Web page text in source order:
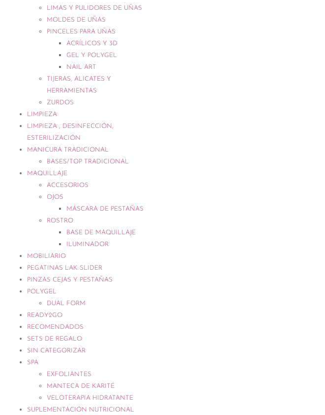
LIMAS Y PULIDORES DE UÑAS
MOLDES DE UÑAS
PINCELES PARA UÑAS
ACRÍLICOS Y 3D
GEL Y POLYGEL
NAIL ART
TIJERAS, ALICATES Y
HERRAMIENTAS
ZURDOS
LIMPIEZA
LIMPIEZA , DESINFECCIÓN,
ESTERILIZACIÓN
MANICURA TRADICIONAL
BASES/TOP TRADICIONAL
MAQUILLAJE
ACCESORIOS
OJOS
MÁSCARA DE PESTAÑAS
ROSTRO
BASE DE MAQUILLAJE
ILUMINADOR
MOBILIARIO
PEGATINAS LAK SLIDER
PINZAS CEJAS Y PESTAÑAS
POLYGEL
DUAL FORM
READY2GO
RECOMENDADOS
SETS DE REGALO
SIN CATEGORIZAR
SPA
EXFOLIANTES
MANTECA DE KARITÉ
VELOTERAPIA HIDRATANTE
SUPLEMENTACIÓN NUTRICIONAL